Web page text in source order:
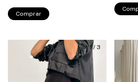
Comprar
1/ 3